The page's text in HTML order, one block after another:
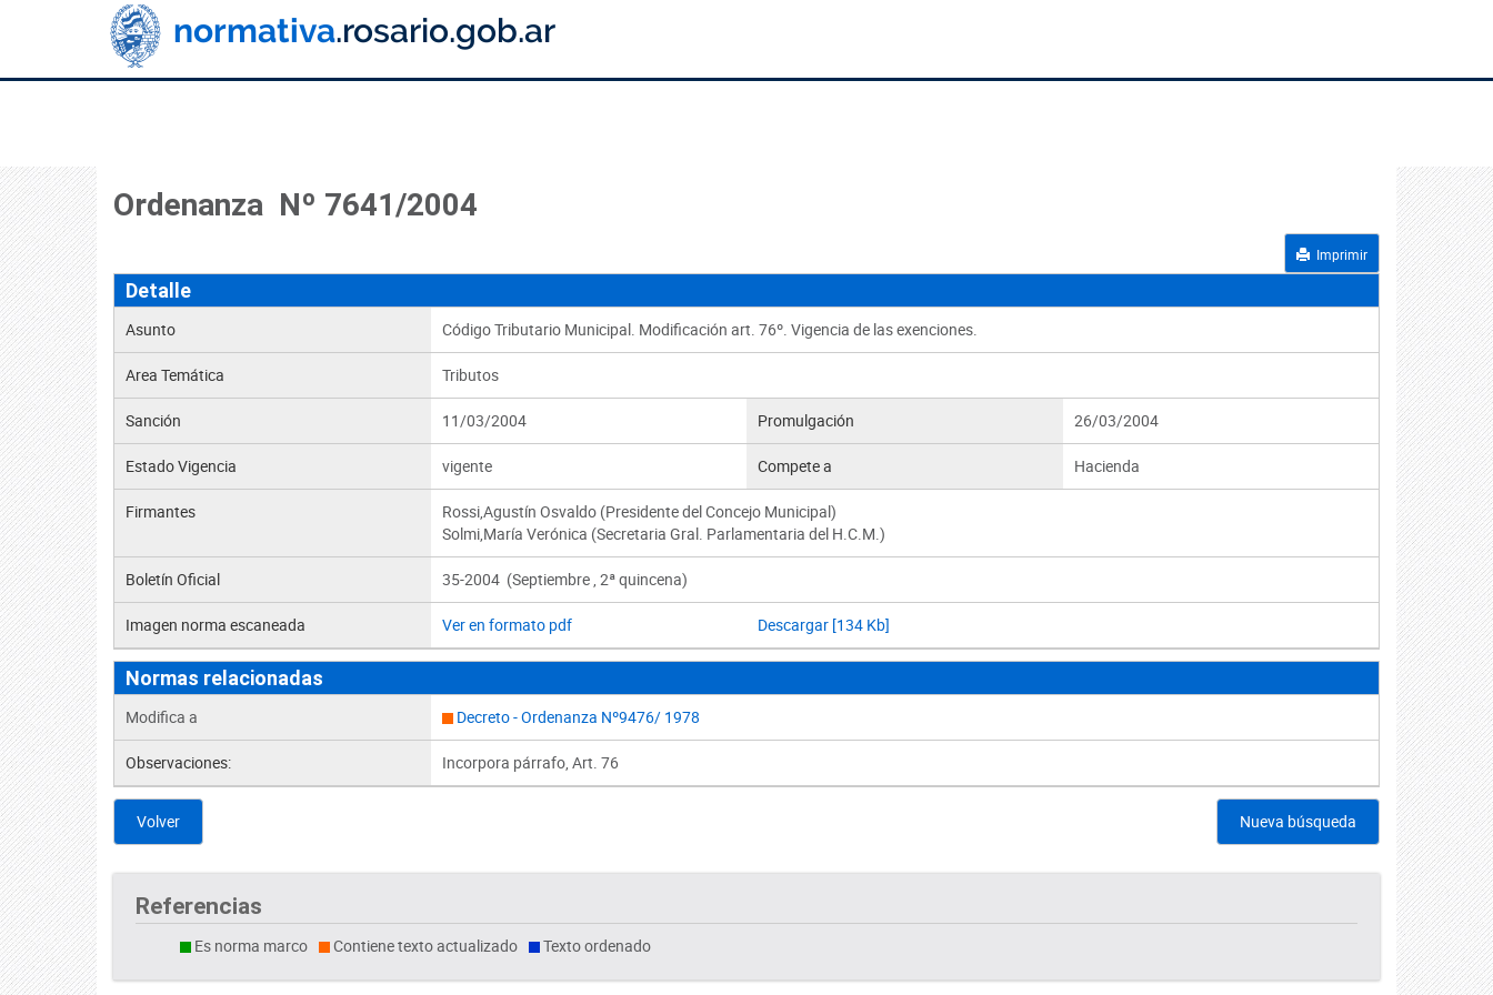
Ordenanza Nº 7641/2004
Imprimir
Detalle
Asunto Código Tributario Municipal. Modificación art. 76º. Vigencia de las exenciones.
Area Temática Tributos
Sanción 11/03/2004 Promulgación 26/03/2004
Estado Vigencia vigente Compete a Hacienda
Firmantes
Rossi,Agustín Osvaldo (Presidente del Concejo Municipal)
Solmi,María Verónica (Secretaria Gral. Parlamentaria del H.C.M.)
Boletín Oficial 35-2004 (Septiembre , 2ª quincena)
Imagen norma escaneada Ver en formato pdf Descargar [134 Kb]
Normas relacionadas
Modifica a Decreto - Ordenanza Nº9476/ 1978
Observaciones: Incorpora párrafo, Art. 76
Volver Nueva búsqueda
Referencias
Es norma marco Contiene texto actualizado Texto ordenado